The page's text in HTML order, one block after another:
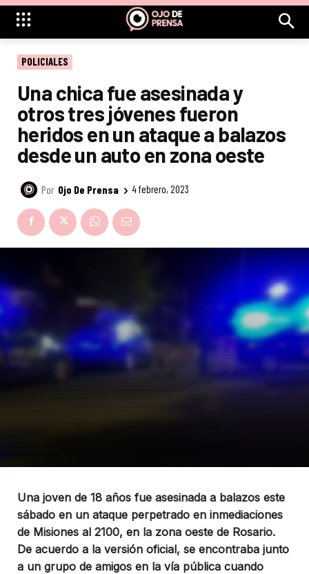
POLICIALES
Una chica fue asesinada y
otros tres jóvenes fueron
heridos en un ataque a balazos
desde un auto en zona oeste
Por Ojo De Prensa 4 febrero, 2023
Una joven de 18 años fue asesinada a balazos este
sábado en un ataque perpetrado en inmediaciones
de Misiones al 2100, en la zona oeste de Rosario.
De acuerdo a la versión oficial, se encontraba junto
a un grupo de amigos en la vía pública cuando